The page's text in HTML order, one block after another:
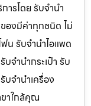
รโดย รับจํานํา
องมีค่าทุกชนิด ไม่
น รับจํานําไอแพด
จํานํากระเป๋า รับ
จํานําเครื่อง
ขาใกล้คุณ